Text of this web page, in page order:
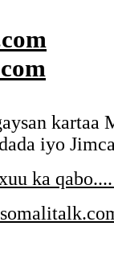
kartaa
iyo
ka